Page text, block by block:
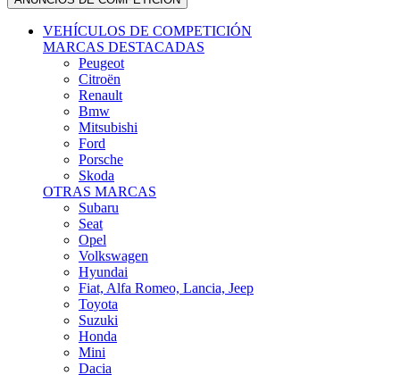
VEHÍCULOS DE COMPETICIÓN
MARCAS DESTACADAS
Peugeot
Citroën
Renault
Bmw
Mitsubishi
Ford
Porsche
Skoda
OTRAS MARCAS
Subaru
Seat
Opel
Volkswagen
Hyundai
Fiat, Alfa Romeo, Lancia, Jeep
Toyota
Suzuki
Honda
Mini
Dacia
Audi